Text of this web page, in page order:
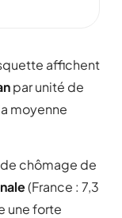
affichent
par unité de
moyenne
chômage de
(France : 7,3
une forte